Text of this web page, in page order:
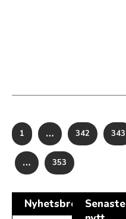
1 … 342 343
… 353
Nyhetsbrev
Senaste